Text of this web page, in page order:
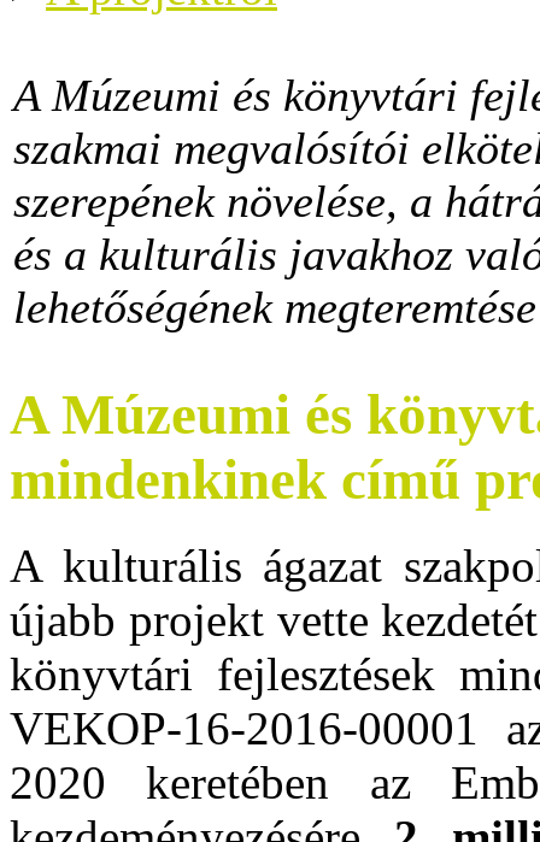
A Múzeumi és könyvtári
szakmai megvalósítói
szerepének növelése, a
és a kulturális javakhoz
lehetőségének
A Múzeumi és
mindenkinek című
A kulturális ágazat
újabb projekt vette
könyvtári fejlesztések
VEKOP-16-2016-00001
2020 keretében az